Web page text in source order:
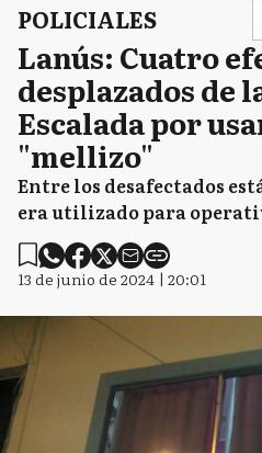
POLICIALES
Lanús: Cuatro
desplazados de
Escalada por
"mellizo"
Entre los desafectados
era utilizado para
13 de junio de 2024 | 20:01